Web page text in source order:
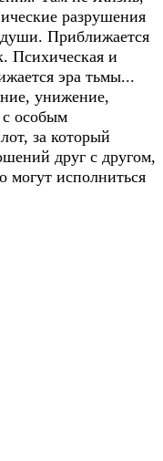
разрушения
души. Приближается
Психическая и
эра тьмы...
унижение,
с особым
за который
друг с другом,
могут исполниться